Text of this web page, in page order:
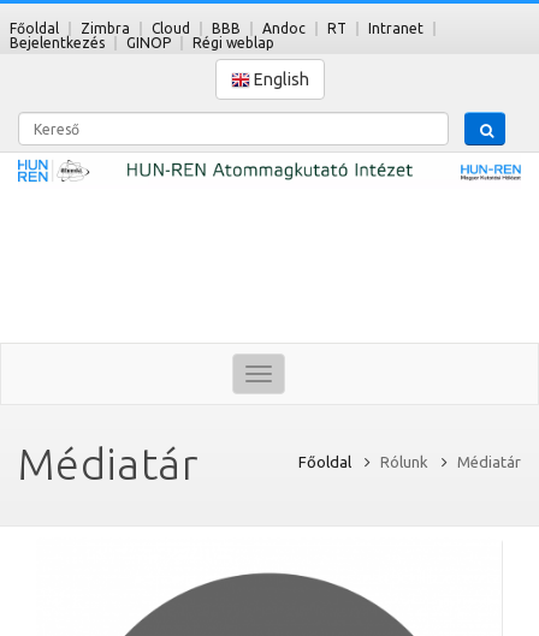
Főoldal Zimbra Cloud BBB Andoc RT
Intranet
Bejelentkezés
GINOP Régi weblap
English
Kereső
Toggle
navigation
Médiatár Főoldal Rólunk Médiatár